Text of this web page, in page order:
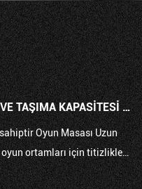
OYUN MASASININ STABILITESI VE TAŞIMA KAPASITESI TITIZLIKLE TEST EDILDI VE DOĞRULANDI MI?
Rahatlığa ve dayanıklılığa sahiptir PU Oyun
test edildi ve doğrulandı
g...
2024-06-20